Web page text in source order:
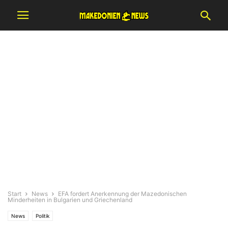
Start News
EFA fordert Anerkennung der Mazedonischen
Minderheiten in Bulgarien und Griechenland
News Politik